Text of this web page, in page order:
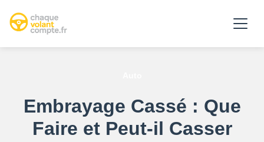
Embrayage Cassé : Que
Faire et Peut-il Casser